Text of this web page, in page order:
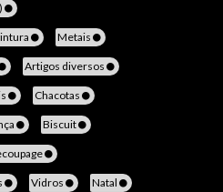
Metais
Artigos diversos
Chacotas
Biscuit
Vidros Natal